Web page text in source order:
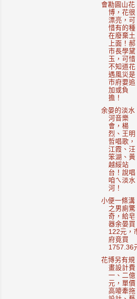
會勘圓山花
博，花很
漂亮，可
惜有的種
在廢棄土
上面！郝
市長學黛
玉，可惜
不知道花
遇風災是
市府要追
加或負
擔！
余晏的淡水
河音樂
會，楊
烈、王明
哲唱歌，
江霞、汪
笨湖、黃
越綏站
台！說唱
咱ㄟ淡水
河！
小便一條溝
之男廁驚
奇，給皂
器余晏買
122元，
府竟買
1757.36
花博另有規
畫設計費
一、二億
元，單價
高嘜牽拖